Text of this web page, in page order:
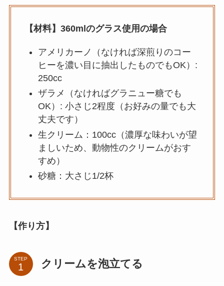
【材料】360mlのグラス使用の場合
アメリカーノ（なければ深煎りのコー
ヒーを濃い目に抽出したものでもOK）:
250cc
ザラメ（なければグラニュー糖でも
OK）: 小さじ2程度（お好みの量でも大
丈夫です）
生クリーム：100cc（濃厚な味わいが望
ましいため、動物性のクリームがおす
すめ）
砂糖：大さじ1/2杯
【作り方】
STEP クリームを泡立てる